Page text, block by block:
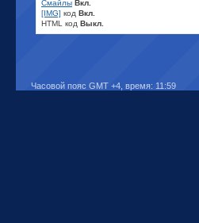
Смайлы Вкл.
[IMG] код Вкл.
HTML код Выкл.
Часовой пояс GMT +4, время: 11:59